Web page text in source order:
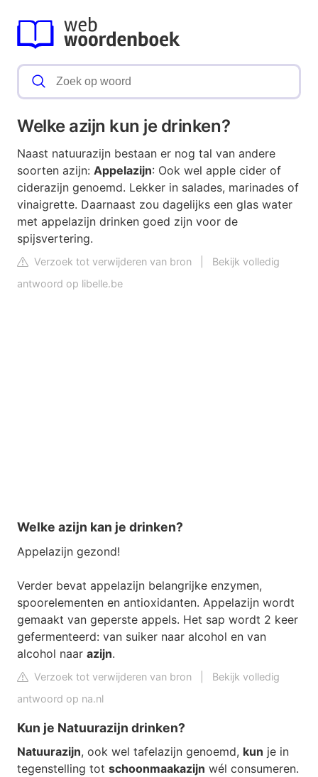
Welke azijn kun je drinken?
Naast natuurazijn bestaan er nog tal van andere
soorten azijn: Appelazijn: Ook wel apple cider of
ciderazijn genoemd. Lekker in salades, marinades of
vinaigrette. Daarnaast zou dagelijks een glas water
met appelazijn drinken goed zijn voor de
spijsvertering.
Verzoek tot verwijderen van bron
Bekijk volledig
antwoord op libelle.be
Welke azijn kan je drinken?
Appelazijn gezond!
Verder bevat appelazijn belangrijke enzymen,
spoorelementen en antioxidanten. Appelazijn wordt
gemaakt van geperste appels. Het sap wordt 2 keer
gefermenteerd: van suiker naar alcohol en van
alcohol naar azijn.
Verzoek tot verwijderen van bron
Bekijk volledig
antwoord op na.nl
Kun je Natuurazijn drinken?
Natuurazijn, ook wel tafelazijn genoemd, kun je in
tegenstelling tot schoonmaakazijn wél consumeren.